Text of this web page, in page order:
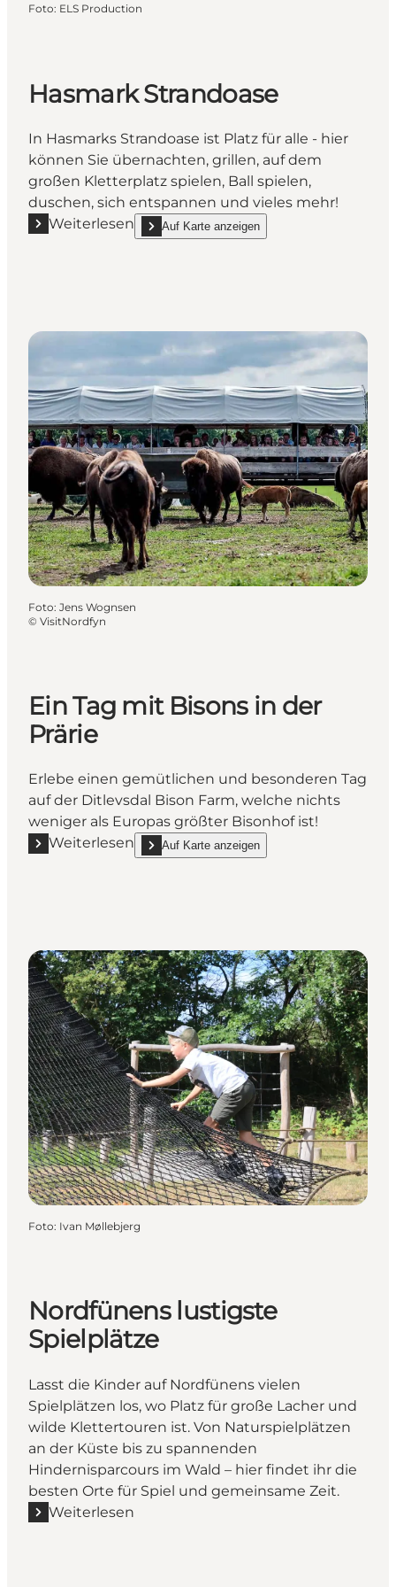
Foto: ELS Production
Hasmark Strandoase
In Hasmarks Strandoase ist Platz für alle - hier
können Sie übernachten, grillen, auf dem
großen Kletterplatz spielen, Ball spielen,
duschen, sich entspannen und vieles mehr!
Weiterlesen
Mehr erfahren "Hasmark Strandoase"
Auf Karte anzeigen
show Hasmark Strandoase on_map
Foto: Jens Wognsen
© VisitNordfyn
Ein Tag mit Bisons in der
Prärie
Erlebe einen gemütlichen und besonderen Tag
auf der Ditlevsdal Bison Farm, welche nichts
weniger als Europas größter Bisonhof ist!
Weiterlesen
Mehr erfahren "Ein Tag mit Bisons in der Prärie"
Auf Karte anzeigen
show Ein Tag mit Bisons in der Prärie on_map
Foto: Ivan Møllebjerg
Nordfünens lustigste
Spielplätze
Lasst die Kinder auf Nordfünens vielen
Spielplätzen los, wo Platz für große Lacher und
wilde Klettertouren ist. Von Naturspielplätzen
an der Küste bis zu spannenden
Hindernisparcours im Wald – hier findet ihr die
besten Orte für Spiel und gemeinsame Zeit.
Weiterlesen
Mehr erfahren "Nordfünens lustigste Spielplätze"